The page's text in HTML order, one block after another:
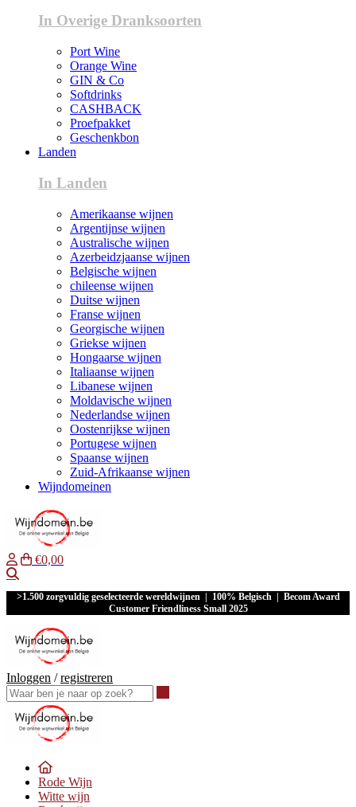
In Overige Dranksoorten
Port Wine
Orange Wine
GIN & Co
Softdrinks
CASHBACK
Proefpakket
Geschenkbon
Landen
In Landen
Amerikaanse wijnen
Argentijnse wijnen
Australische wijnen
Azerbeidzjaanse wijnen
Belgische wijnen
chileense wijnen
Duitse wijnen
Franse wijnen
Georgische wijnen
Griekse wijnen
Hongaarse wijnen
Italiaanse wijnen
Libanese wijnen
Moldavische wijnen
Nederlandse wijnen
Oostenrijkse wijnen
Portugese wijnen
Spaanse wijnen
Zuid-Afrikaanse wijnen
Wijndomeinen
€0,00
>1.500 zorgvuldig geselecteerde wereldwijnen | 100% Belgisch | Becom Award
Customer Friendliness Small 2025
Inloggen /registreren
Rode Wijn
Witte wijn